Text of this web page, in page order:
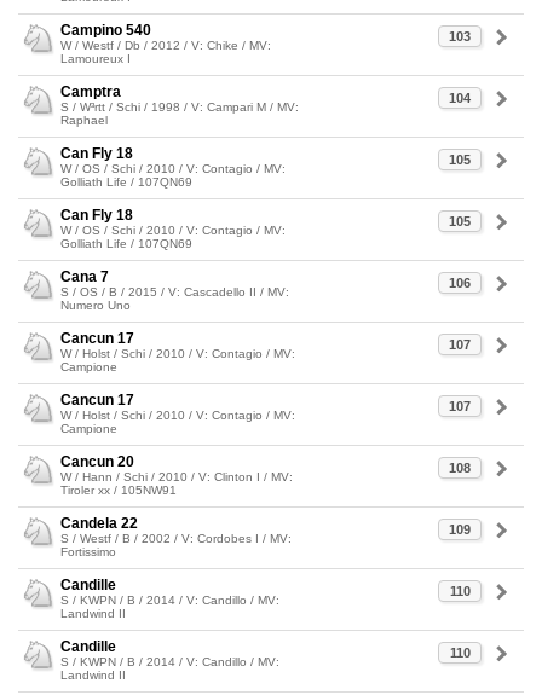
103
Campino 540
W / Westf / Db / 2012 / V: Chike / MV:
Lamoureux I
104
Camptra
S / W³rtt / Schi / 1998 / V: Campari M / MV:
Raphael
105
Can Fly 18
W / OS / Schi / 2010 / V: Contagio / MV:
Golliath Life / 107QN69
105
Can Fly 18
W / OS / Schi / 2010 / V: Contagio / MV:
Golliath Life / 107QN69
106
Cana 7
S / OS / B / 2015 / V: Cascadello II / MV:
Numero Uno
107
Cancun 17
W / Holst / Schi / 2010 / V: Contagio / MV:
Campione
107
Cancun 17
W / Holst / Schi / 2010 / V: Contagio / MV:
Campione
108
Cancun 20
W / Hann / Schi / 2010 / V: Clinton I / MV:
Tiroler xx / 105NW91
109
Candela 22
S / Westf / B / 2002 / V: Cordobes I / MV:
Fortissimo
110
Candille
S / KWPN / B / 2014 / V: Candillo / MV:
Landwind II
110
Candille
S / KWPN / B / 2014 / V: Candillo / MV:
Landwind II